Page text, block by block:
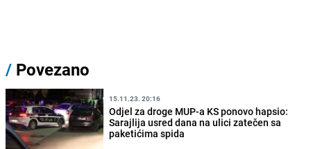
/ Povezano
15.11.23. 20:16
Odjel za droge MUP-a KS ponovo hapsio:
Sarajlija usred dana na ulici zatečen sa
paketićima spida